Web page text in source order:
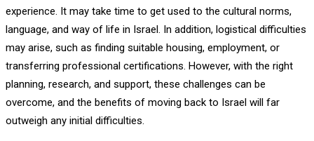
experience. It may take time to get used to the cultural norms,
language, and way of life in Israel. In addition, logistical difficulties
may arise, such as finding suitable housing, employment, or
transferring professional certifications. However, with the right
planning, research, and support, these challenges can be
overcome, and the benefits of moving back to Israel will far
outweigh any initial difficulties.